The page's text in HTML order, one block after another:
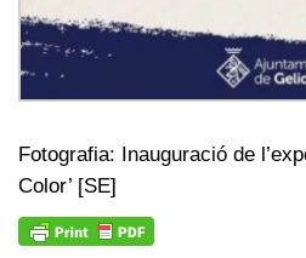
Fotografia: Inauguració de
Color’ [SE]